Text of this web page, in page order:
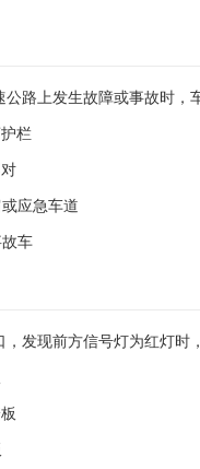
公路上发生故障或事故时，
栏
应急车道
车
，发现前方信号灯为红灯时